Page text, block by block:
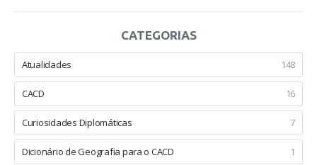
CATEGORIAS
Atualidades 148
CACD 16
Curiosidades Diplomáticas 7
Dicionário de Geografia para o CACD 1